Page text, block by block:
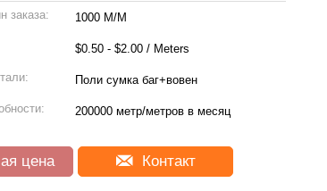
заказа: 1000 М/М
$0.50 - $2.00 / Meters
Поли сумка баг+вовен
200000 метр/метров в месяц
цена Контакт